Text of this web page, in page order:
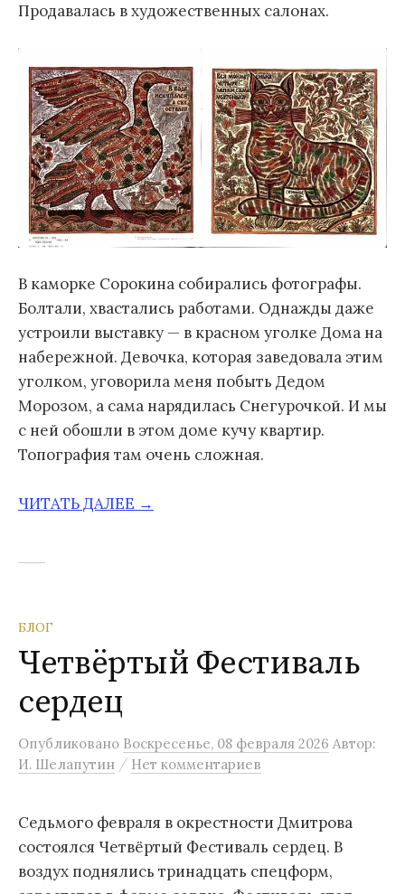
Продавалась в художественных салонах.
В каморке Сорокина собирались фотографы.
Болтали, хвастались работами. Однажды даже
устроили выставку — в красном уголке Дома на
набережной. Девочка, которая заведовала этим
уголком, уговорила меня побыть Дедом
Морозом, а сама нарядилась Снегурочкой. И мы
с ней обошли в этом доме кучу квартир.
Топография там очень сложная.
ЧИТАТЬ ДАЛЕЕ →
БЛОГ
Четвёртый Фестиваль
сердец
Опубликовано Воскресенье, 08 февраля 2026 Автор:
И. Шелапутин / Нет комментариев
Седьмого февраля в окрестности Дмитрова
состоялся Четвёртый Фестиваль сердец. В
воздух поднялись тринадцать спецформ,